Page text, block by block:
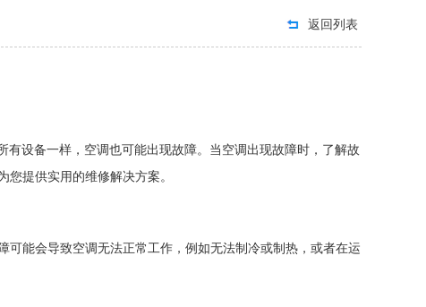
返回列表
设备一样，空调也可能出现故障。当空调出现故障时，了解故
提供实用的维修解决方案。
能会导致空调无法正常工作，例如无法制冷或制热，或者在运